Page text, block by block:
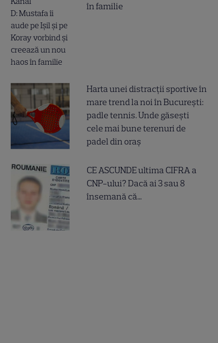
în familie
Harta unei distracții sportive în
mare trend la noi în București:
padle tennis. Unde găsești
cele mai bune terenuri de
padel din oraș
CE ASCUNDE ultima CIFRA a
CNP-ului? Dacă ai 3 sau 8
însemană că...